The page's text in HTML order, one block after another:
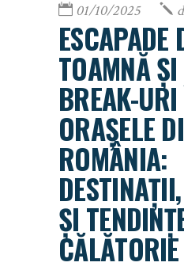
01/10/2025
ESCAPADE
TOAMNĂ
BREAK-
ORAȘELE
ROMÂNIA:
ȘI
CĂLĂTORIE